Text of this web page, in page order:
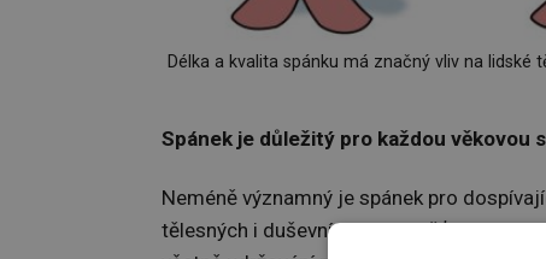
Délka a kvalita spánku má značný vliv na
Spánek je důležitý pro každou věkovou
Neméně významný je spánek pro
tělesných i duševních sil, paměťové